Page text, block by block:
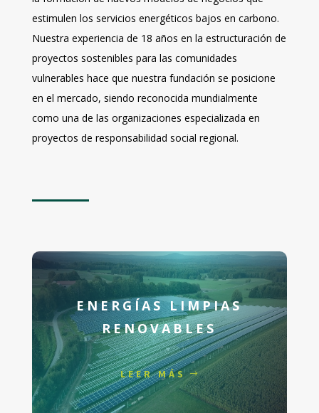
estimulen los servicios energéticos bajos en carbono.
Nuestra experiencia de 18 años en la estructuración de
proyectos sostenibles para las comunidades
vulnerables hace que nuestra fundación se posicione
en el mercado, siendo reconocida mundialmente
como una de las organizaciones especializada en
proyectos de responsabilidad social regional.
ENERGÍAS LIMPIAS
RENOVABLES
LEER MÁS